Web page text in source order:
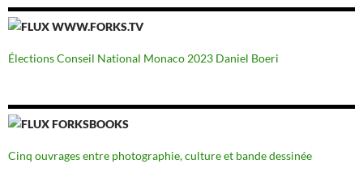
WWW.FORKS.TV
Élections Conseil National Monaco 2023 Daniel Boeri
FORKSBOOKS
Cinq ouvrages entre photographie, culture et bande dessinée